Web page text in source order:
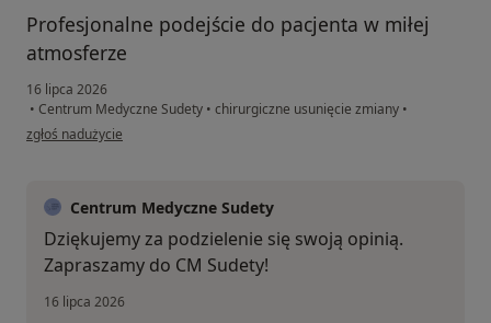
Profesjonalne podejście do pacjenta w miłej
atmosferze
16 lipca 2026
• Centrum Medyczne Sudety • chirurgiczne usunięcie zmiany •
w opinii użytkownika Janek
zgłoś nadużycie
Centrum Medyczne Sudety
Dziękujemy za podzielenie się swoją opinią.
Zapraszamy do CM Sudety!
16 lipca 2026